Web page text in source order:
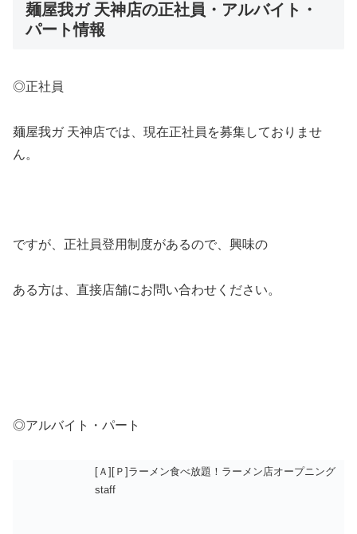
麺屋我ガ 天神店の正社員・アルバイト・
パート情報
◎正社員
麺屋我ガ 天神店では、現在正社員を募集しておりませ
ん。
ですが、正社員登用制度があるので、興味の
ある方は、直接店舗にお問い合わせください。
◎アルバイト・パート
[Ａ][Ｐ]ラーメン食べ放題！ラーメン店オープニング
staff